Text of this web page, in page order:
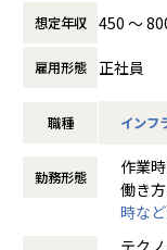
５．ライフワークバ
【働く環境】
リーディングカン
くるために、様々な
より抜本的な収益
エンジニアが安定
現在53歳の現役エ
輸送用機器、産業
ど幅広い業界にお
が高度な技術経験
す。
促進し、エンジニ
半導体設計部門向
想定年収 450 〜
雇用形態 正社員
職種 インフ
勤務形態
作業
働き方
時など
時間
テク